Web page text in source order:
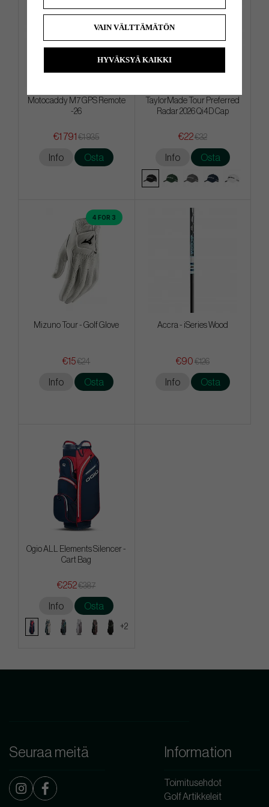
Motocaddy M7 GPS Remote
-26
€1 791 €1 935
Info Osta
TaylorMade Tour Preferred
Radar 2026 Qi4D Cap
€22€32
Info Osta
4 FOR 3
Mizuno Tour - Golf Glove
€15€24
Info Osta
Accra - iSeries Wood
€90 €126
Info Osta
Ogio ALL Elements Silencer -
Cart Bag
€252€387
Info Osta
+2
Seuraa meitä Information
Toimitusehdot
Golf Artikkeleit
VAIN VÄLTTÄMÄTÖN
HYVÄKSYÄ KAIKKI